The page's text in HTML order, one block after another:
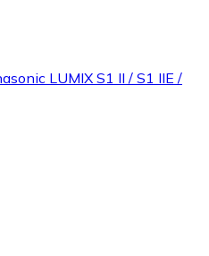
LUMIX S1 II / S1 IIE /